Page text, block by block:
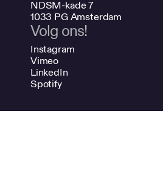
NDSM-kade 7
1033 PG Amsterdam
Volg ons!
Instagram
Vimeo
LinkedIn
Spotify